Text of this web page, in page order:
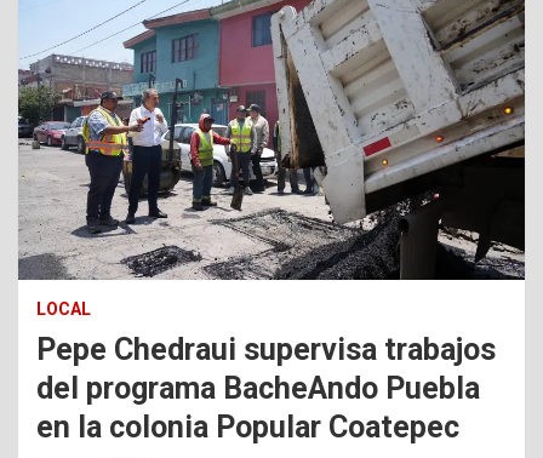
LOCAL
Pepe Chedraui supervisa trabajos
del programa BacheAndo Puebla
en la colonia Popular Coatepec